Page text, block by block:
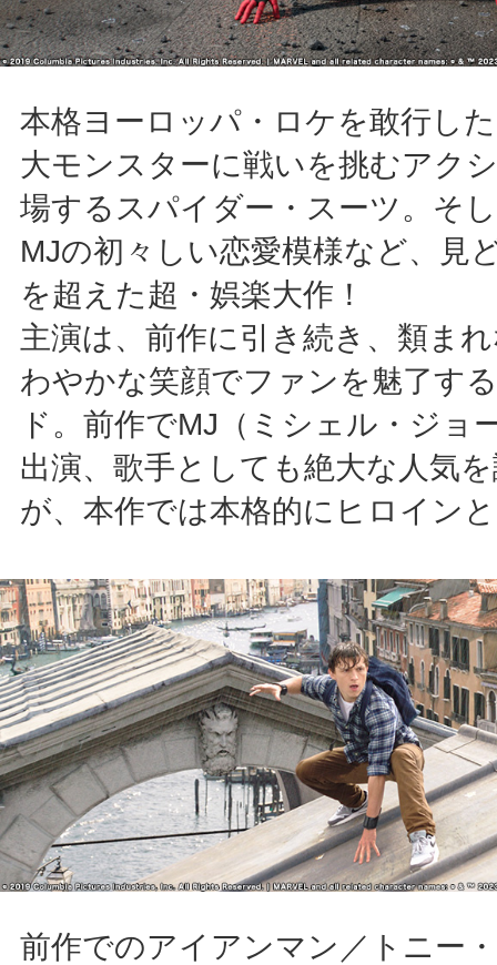
本格ヨーロッパ・ロケを敢行し
大モンスターに戦いを挑むアク
場するスパイダー・スーツ。そ
MJの初々しい恋愛模様など、見
を超えた超・娯楽大作！
主演は、前作に引き続き、類ま
わやかな笑顔でファンを魅了す
ド。前作でMJ（ミシェル・ジョ
出演、歌手としても絶大な人気
が、本作では本格的にヒロイン
前作でのアイアンマン／トニー